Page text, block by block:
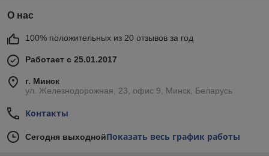
О нас
100% положительных из 20 отзывов за год
Работает с 25.01.2017
г. Минск
ул. Железнодорожная, 23, офис 9, Минск, Беларусь
Контакты
Сегодня выходнойПоказать весь график работы